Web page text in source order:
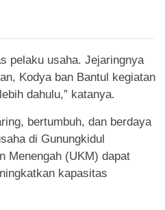
pelaku usaha. Jejaringnya
Kodya ban Bantul kegiatan
dahulu,” katanya.
bertumbuh, dan berdaya
di Gunungkidul
Menengah (UKM) dapat
kapasitas